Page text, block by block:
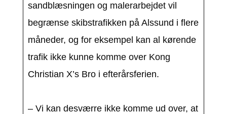
sandblæsningen og malerarbejdet vil
begrænse skibstrafikken på Alssund i flere
måneder, og for eksempel kan al kørende
trafik ikke kunne komme over Kong
Christian X’s Bro i efterårsferien.
– Vi kan desværre ikke komme ud over, at